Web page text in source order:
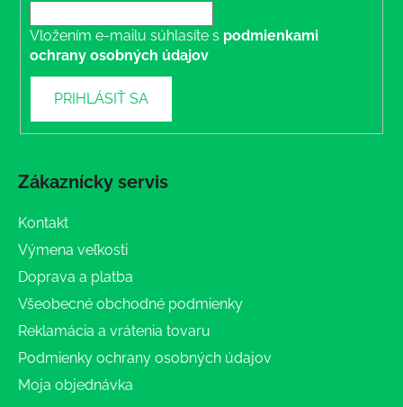
Vložením e-mailu súhlasíte s podmienkami
ochrany osobných údajov
PRIHLÁSIŤ SA
Zákaznícky servis
Kontakt
Výmena veľkosti
Doprava a platba
Všeobecné obchodné podmienky
Reklamácia a vrátenia tovaru
Podmienky ochrany osobných údajov
Moja objednávka